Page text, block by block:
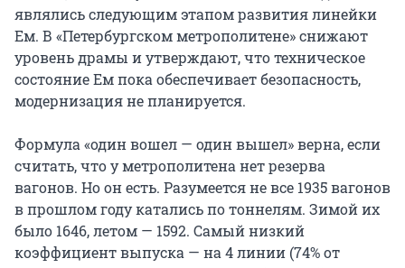
являлись следующим этапом развития линейки
Ем. В «Петербургском метрополитене» снижают
уровень драмы и утверждают, что техническое
состояние Ем пока обеспечивает безопасность,
модернизация не планируется.
Формула «один вошел — один вышел» верна, если
считать, что у метрополитена нет резерва
вагонов. Но он есть. Разумеется не все 1935 вагонов
в прошлом году катались по тоннелям. Зимой их
было 1646, летом — 1592. Самый низкий
коэффициент выпуска — на 4 линии (74% от